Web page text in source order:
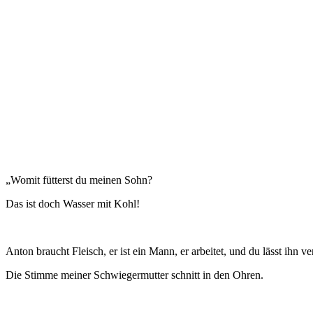
„Womit fütterst du meinen Sohn?
Das ist doch Wasser mit Kohl!
Anton braucht Fleisch, er ist ein Mann, er arbeitet, und du lässt ihn
Die Stimme meiner Schwiegermutter schnitt in den Ohren.